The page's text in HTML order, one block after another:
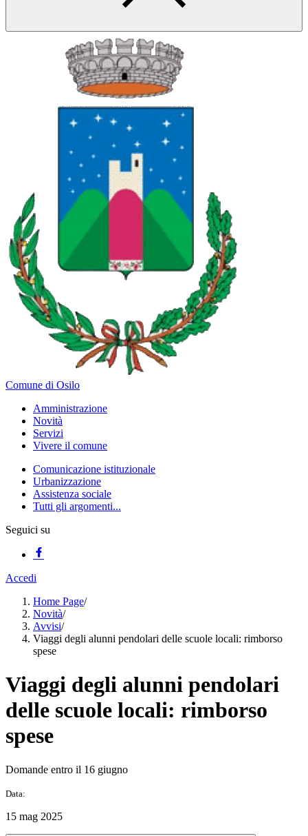
Comune di Osilo
Amministrazione
Novità
Servizi
Vivere il comune
Comunicazione istituzionale
Urbanizzazione
Assistenza sociale
Tutti gli argomenti...
Seguici su
Accedi
Home Page/
Novità/
Avvisi/
Viaggi degli alunni pendolari delle scuole locali: rimborso
spese
Viaggi degli alunni pendolari
delle scuole locali: rimborso
spese
Domande entro il 16 giugno
Data:
15 mag 2025